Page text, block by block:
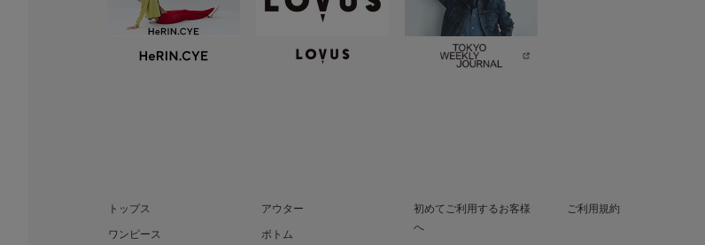
トップス
アウター
ワンピース
ボトム
初めてご利用するお客様
へ
ご利用規約